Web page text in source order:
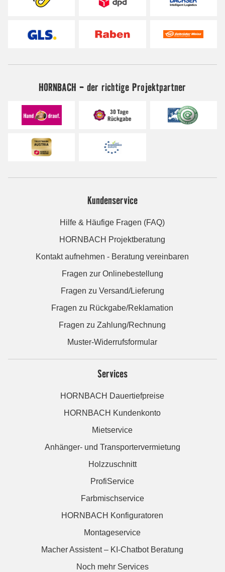
HORNBACH - der richtige Projektpartner
Kundenservice
Hilfe & Häufige Fragen (FAQ)
HORNBACH Projektberatung
Kontakt aufnehmen - Beratung vereinbaren
Fragen zur Onlinebestellung
Fragen zu Versand/Lieferung
Fragen zu Rückgabe/Reklamation
Fragen zu Zahlung/Rechnung
Muster-Widerrufsformular
Services
HORNBACH Dauertiefpreise
HORNBACH Kundenkonto
Mietservice
Anhänger- und Transportervermietung
Holzzuschnitt
ProfiService
Farbmischservice
HORNBACH Konfiguratoren
Montageservice
Macher Assistent – KI-Chatbot Beratung
Noch mehr Services